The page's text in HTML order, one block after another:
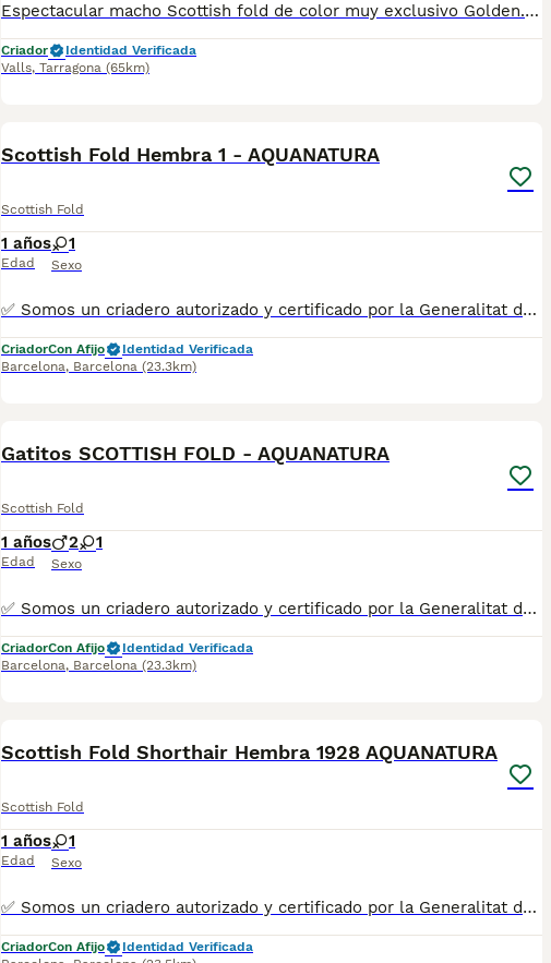
Espectacular macho Scottish fold de color muy exclusivo Golden.Listo para reservar.Se entregará con toda la documentación en regla y su vacunación.Super cariñoso,todo un capricho para la futura familia
Criador
Identidad Verificada
Valls, Tarragona (65km)
Scottish Fold Hembra 1 - AQUANATURA
Scottish Fold
1 años
Edad
1
Sexo
✅ Somos un criadero autorizado y certificado por la Generalitat de Catalunya. ☎️ 933095977 📱 685878504 💻 www.aquanatura.es 🚙 Hacemos envíos Se entregan con la mayoría de sus vacunas, desparasitados interna y externamente, con microchip y su registro, cartilla sanitaria y contrato de garantías, bajo la supervisión de nuestro equipo veterinario.
CriadorCon Afijo
Identidad Verificada
Barcelona, Barcelona (23.3km)
Gatitos SCOTTISH FOLD - AQUANATURA
Scottish Fold
1 años
Edad
2 1
Sexo
✅ Somos un criadero autorizado y certificado por la Generalitat de Catalunya. ☎️ ****** 📱 ****** 💻 www.aquanatura.es 🚙 Hacemos envíos 📌 Calle Roger de Flor 45, muy cerca del Arc de Triomf de Barcelona, de Lunes a Sábados, desde las 10h hasta las 21:00h. Se entregan con la mayoría de sus vacunas, desparasitados interna y externamente, con microchip y su registro, cartilla sanitaria y contrato de garantías, bajo la supervisión de nuestro equipo veterinario.
CriadorCon Afijo
Identidad Verificada
Barcelona, Barcelona (23.3km)
Scottish Fold Shorthair Hembra 1928 AQUANATURA
Scottish Fold
1 años
Edad
1
Sexo
✅ Somos un criadero autorizado y certificado por la Generalitat de Catalunya. PARA MÁS INFORMACIÓN: ☎️ 933095977 📱 685878504 / 674320847 💻 www.aquanatura.es 🚙 Hacemos envíos 📌 Calle Roger de Flor 45, muy cerca del Arc de Triomf de Barcelona, de Lunes a Sábados, desde las 10h hasta las 20:00h. Se entregan con la mayoría de sus vacunas, desparasitados interna y externamente, con microchip y su registro, cartilla sanitaria y contrato de garantías, bajo la supervisión de nuestro equipo veterinario.
CriadorCon Afijo
Identidad Verificada